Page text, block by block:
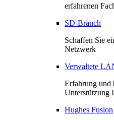
erfahrenen
SD-Branch
Schaffen Sie
Netzwerk
Verwaltete
Erfahrung und
Unterstützung
Hughes Fusion